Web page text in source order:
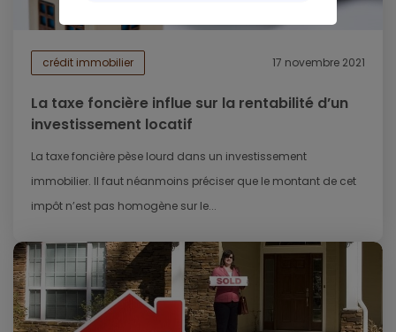
crédit immobilier 17 novembre 2021
La taxe foncière influe sur la rentabilité d’un
investissement locatif
La taxe foncière pèse lourd dans un investissement
immobilier. Il faut néanmoins préciser que le montant de cet
impôt n’est pas homogène sur le...